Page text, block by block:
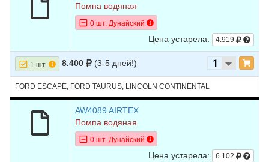
Помпа водяная
0 шт. Дунайский
Цена устарела: 4.919
1 шт. 8.400 (3-5 дней!)
FORD ESCAPE, FORD TAURUS, LINCOLN CONTINENTAL
AW4089 AIRTEX
Помпа водяная
0 шт. Дунайский
Цена устарела: 6.102